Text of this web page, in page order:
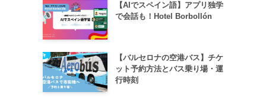
【AIでスペイン語】アプリ独学
で会話も！Hotel Borbollón
【バルセロナの空港バス】チケ
ット予約方法とバス乗り場・運
行時刻